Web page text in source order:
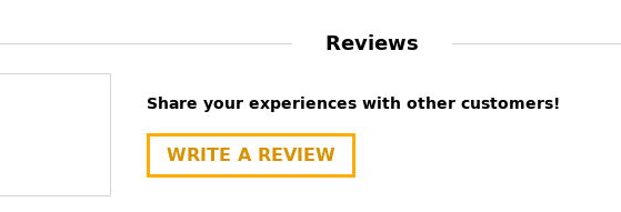
Reviews
Share your experiences with other customers!
WRITE A REVIEW